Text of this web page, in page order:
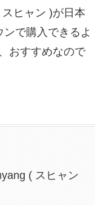
ヒャン )が日本
で購入できるよ
おすすめなので
( スヒャン